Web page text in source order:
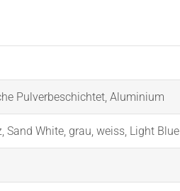
Pulverbeschichtet, Aluminium
Sand White, grau weiss, Light Blue